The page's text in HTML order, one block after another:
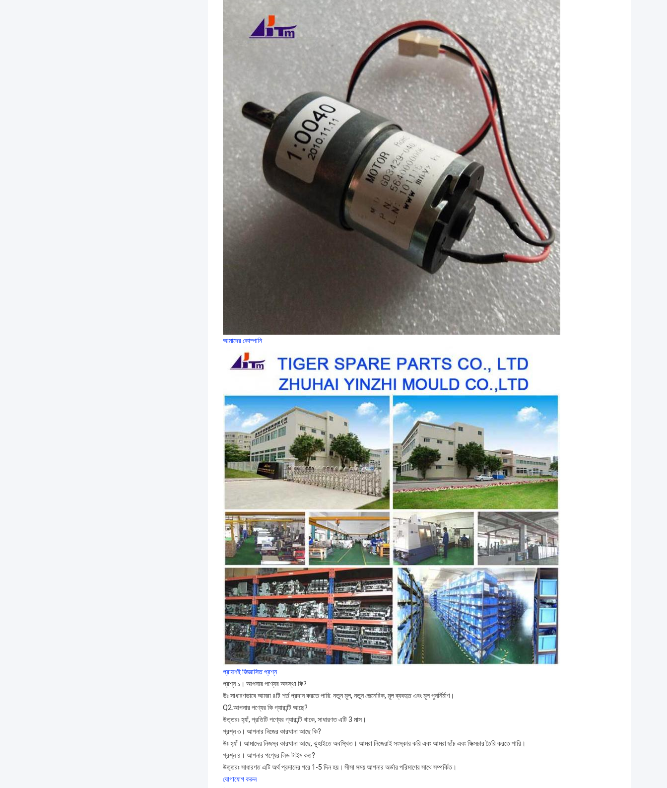
আমাদের কোম্পানি
প্রায়শই জিজ্ঞাসিত প্রশ্ন
প্রশ্ন ১। আপনার পণ্যের অবস্থা কি?
উঃ সাধারণভাবে আমরা ৪টি শর্ত প্রদান করতে পারি: নতুন মূল, নতুন জেনেরিক, মূল ব্যবহৃত এবং মূল পুনর্নির্মাণ।
Q2.আপনার পণ্যের কি গ্যারান্টি আছে?
উত্তরঃ হ্যাঁ, প্রতিটি পণ্যের গ্যারান্টি থাকে, সাধারণত এটি 3 মাস।
প্রশ্ন ৩। আপনার নিজের কারখানা আছে কি?
উঃ হ্যাঁ। আমাদের নিজস্ব কারখানা আছে, ঝুহাইতে অবস্থিত। আমরা নিজেরাই সংস্কার করি এবং আমরা ছাঁচ এবং ফিক্সচার তৈরি করতে পারি।
প্রশ্ন ৪। আপনার পণ্যের লিড টাইম কত?
উত্তরঃ সাধারণত এটি অর্থ প্রদানের পরে 1-5 দিন হয়। সীসা সময় আপনার অর্ডার পরিমাণের সাথে সম্পর্কিত।
যোগাযোগ করুন